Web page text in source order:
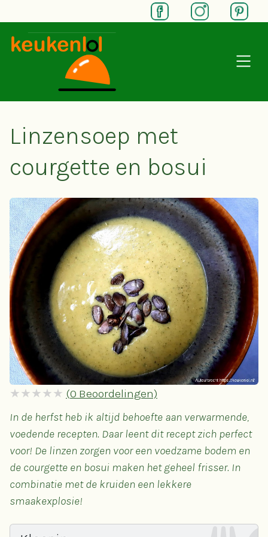
SKIP TO MAIN CONTENT
Linzensoep met
courgette en bosui
(0 Beoordelingen)
In de herfst heb ik altijd behoefte aan verwarmende,
voedende recepten. Daar leent dit recept zich perfect
voor! De linzen zorgen voor een voedzame bodem en
de courgette en bosui maken het geheel frisser. In
combinatie met de kruiden een lekkere
smaakexplosie!